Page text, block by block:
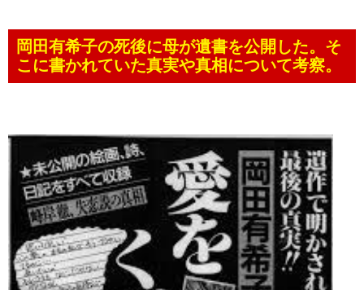
岡田有希子の死後に母が遺書を公開した。そ
こに書かれていた真実や真相について考察。